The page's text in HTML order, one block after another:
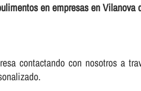
en empresas en Vilanova
contactando con nosotros a